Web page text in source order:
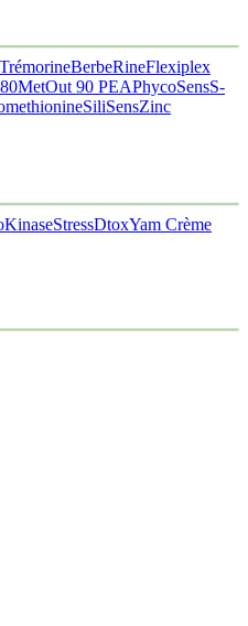
BerbeRineFlexiplex
MetOut 90 PEAPhycoSensS-
SiliSensZinc
StressDtoxYam Crème